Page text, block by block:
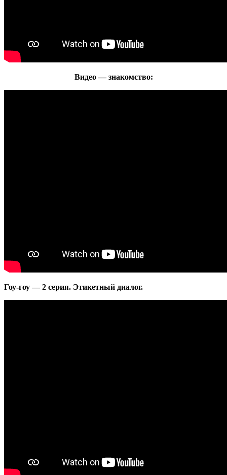
Видео — знакомство:
Гоу-гоу — 2 серия. Этикетный диалог.